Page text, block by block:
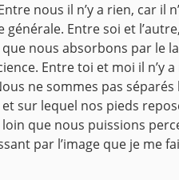
nous il n’y a rien, car il
Entre soi et l’autre,
nous absorbons par le
Entre toi et moi il n’y
ne sommes pas
sur lequel nos pieds
que nous puissions
par l’image que je me